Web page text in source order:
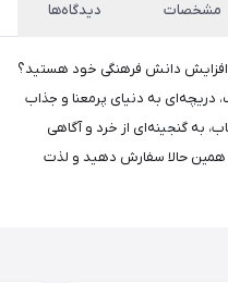
مشخصات دیدگاه‌ها
و افزایش دانش فرهنگی خود هستید؟
برف، دریچه‌ای به دنیای پرمعنا و جذاب
به گنجینه‌ای از خرد و آگاهی
همین حالا سفارش دهید و لذت